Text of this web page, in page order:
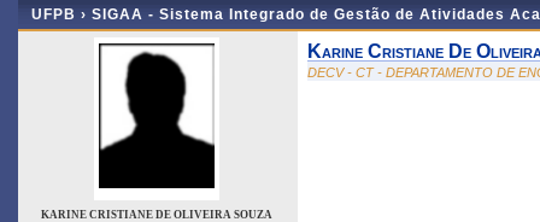
UFPB › SIGAA - Sistema Integrado de Gestão de Atividades
KARINE CRISTIANE DE OLIVEIRA SOUZA
Karine Cristiane De
DECV - CT - DEPARTAMENTO DE